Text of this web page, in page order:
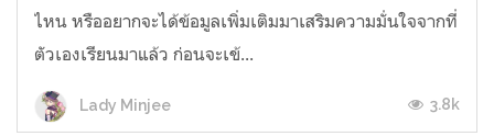
ไหน หรืออยากจะได้ข้อมูลเพิ่มเติมมาเสริมความมั่นใจจากที่
ตัวเองเรียนมาแล้ว ก่อนจะเข้...
Lady Minjee 3.8k